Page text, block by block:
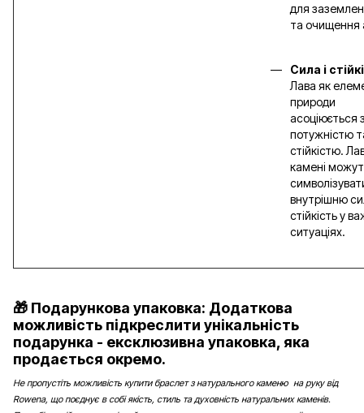
для
та очищення
Сила і
Лава як
природи
асоціюється
потужністю
стійкістю.
камені
внутрішню
стійкість у
ситуаціях.
🎁 Подарункова упаковка: Додаткова
можливість підкреслити унікальність
подарунка - ексклюзивна упаковка, яка
продається окремо.
Не пропустіть можливість купити браслет з натурального каменю на руку від
Rowena, що поєднує в собі якість, стиль та духовність натуральних каменів.